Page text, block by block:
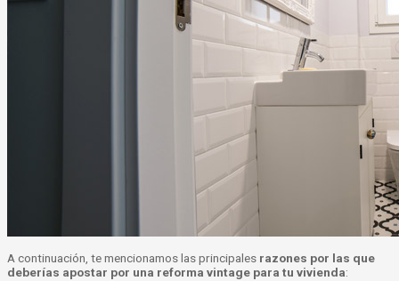
A continuación, te mencionamos las principales razones por las que
deberías apostar por una reforma vintage para tu vivienda: